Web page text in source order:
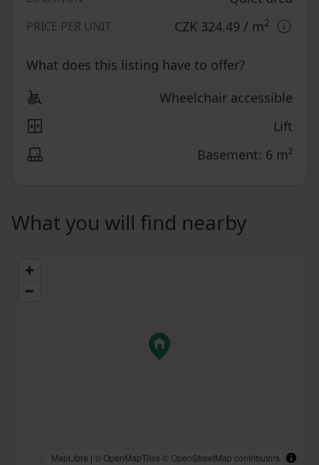
PRICE PER UNIT CZK 324.49 / m2
What does this listing have to offer?
Wheelchair accessible
Lift
Basement: 6 m²
What you will find nearby
MapLibre | © OpenMapTiles © OpenStreetMap contributors